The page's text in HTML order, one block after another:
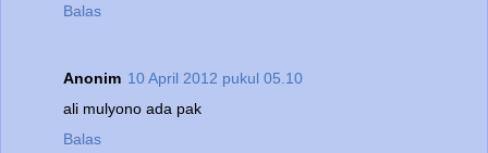
Balas
Anonim 10 April 2012 pukul 05.10
ali mulyono ada pak
Balas